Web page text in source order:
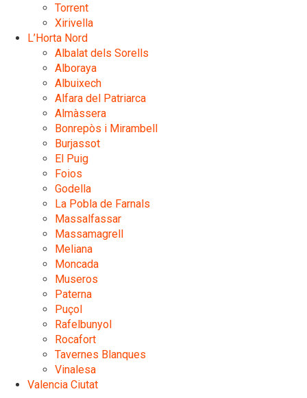
Torrent
Xirivella
L’Horta Nord
Albalat dels Sorells
Alboraya
Albuixech
Alfara del Patriarca
Almàssera
Bonrepòs i Mirambell
Burjassot
El Puig
Foios
Godella
La Pobla de Farnals
Massalfassar
Massamagrell
Meliana
Moncada
Museros
Paterna
Puçol
Rafelbunyol
Rocafort
Tavernes Blanques
Vinalesa
Valencia Ciutat